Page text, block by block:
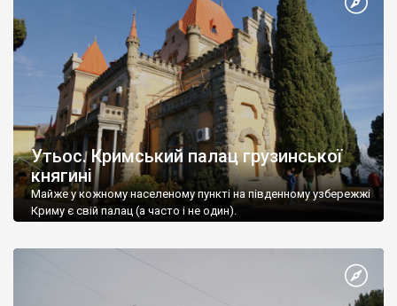
Утьос. Кримський палац грузинської
княгині
Майже у кожному населеному пункті на південному узбережжі
Криму є свій палац (а часто і не один).